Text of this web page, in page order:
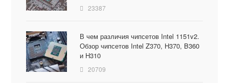
23387
В чем различия чипсетов Intel 1151v2.
Обзор чипсетов Intel Z370, H370, B360
и H310
20709